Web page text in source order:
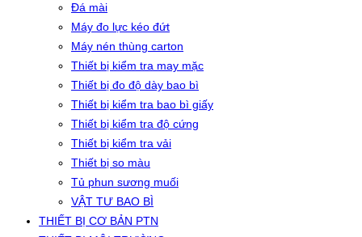
Đá mài
Máy đo lực kéo đứt
Máy nén thùng carton
Thiết bị kiểm tra may mặc
Thiết bị đo độ dày bao bì
Thiết bị kiểm tra bao bì giấy
Thiết bị kiểm tra độ cứng
Thiết bị kiểm tra vải
Thiết bị so màu
Tủ phun sương muối
VẬT TƯ BAO BÌ
THIẾT BỊ CƠ BẢN PTN